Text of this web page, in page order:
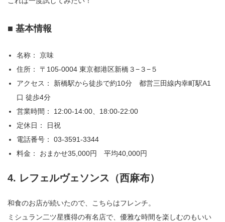
■ 基本情報
名称： 京味
住所： 〒105-0004 東京都港区新橋３−３−５
アクセス： 新橋駅から徒歩で約10分 都営三田線内幸町駅A1
口 徒歩4分
営業時間： 12:00-14:00、18:00-22:00
定休日： 日祝
電話番号： 03-3591-3344
料金： おまかせ35,000円 平均40,000円
4. レフェルヴェソンス（西麻布）
和食のお店が続いたので、こちらはフレンチ。
ミシュラン二ツ星獲得の有名店で、優雅な時間を楽しむのもいい